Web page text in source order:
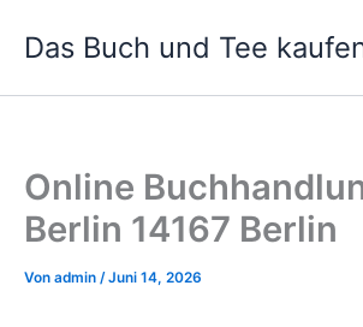
InhaltDas Buch und Tee
Online
Berlin 14167 Berlin
Von admin /Juni 14, 2026